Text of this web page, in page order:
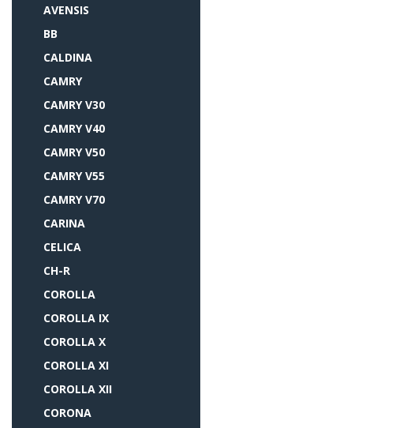
AVENSIS
BB
CALDINA
CAMRY
CAMRY V30
CAMRY V40
CAMRY V50
CAMRY V55
CAMRY V70
CARINA
CELICA
CH-R
COROLLA
COROLLA IX
COROLLA X
COROLLA XI
COROLLA XII
CORONA